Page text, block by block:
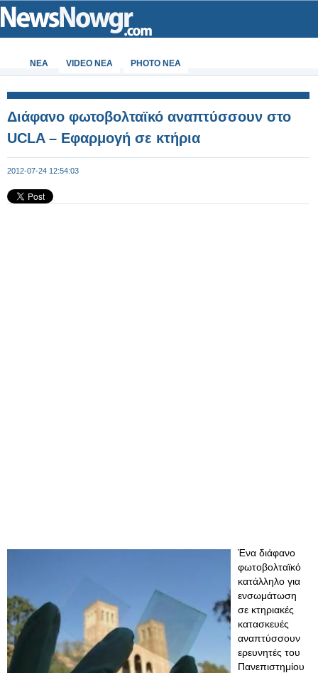
ΝΕΑ VIDEO NEA PHOTO NEA
Διάφανο φωτοβολταϊκό αναπτύσσουν στο
UCLA – Εφαρμογή σε κτήρια
2012-07-24 12:54:03
Ένα διάφανο
φωτοβολταϊκό
κατάλληλο για
ενσωμάτωση
σε κτηριακές
κατασκευές
αναπτύσσουν
ερευνητές του
Πανεπιστημίου